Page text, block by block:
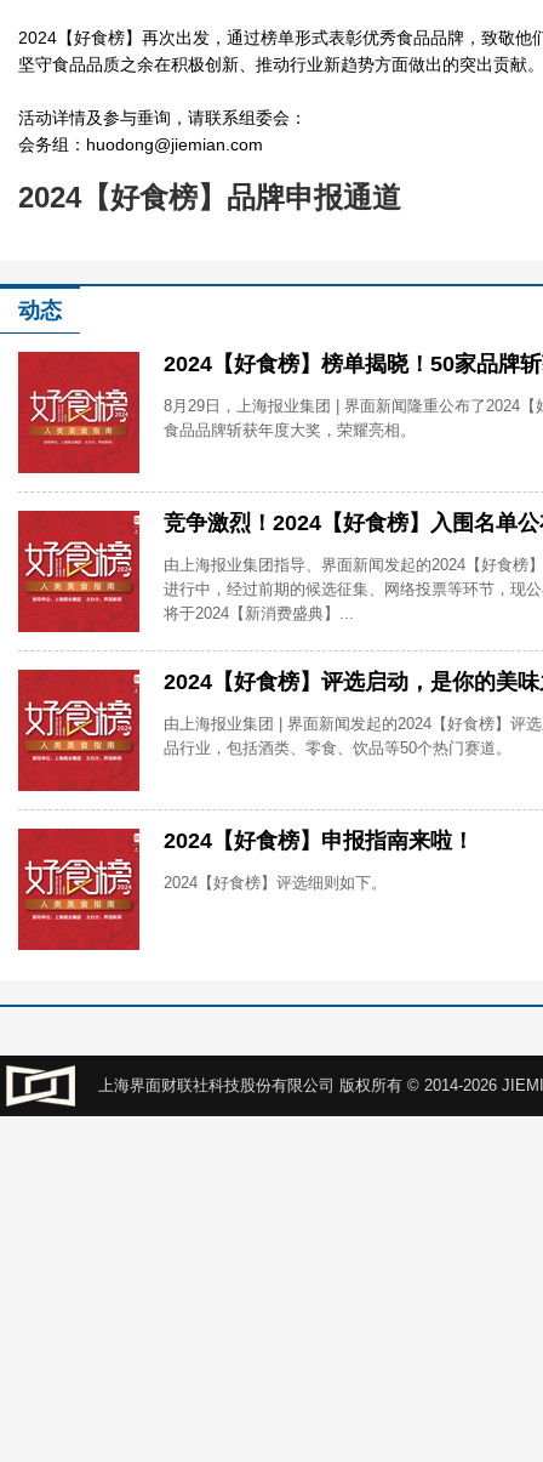
2024【好食榜】再次出发，通过榜单形式表彰优秀食品品牌，致敬他
坚守食品品质之余在积极创新、推动行业新趋势方面做出的突出贡献。
活动详情及参与垂询，请联系组委会：
会务组：huodong@jiemian.com
2024【好食榜】品牌申报通道
动态
2024【好食榜】榜单揭晓！50家品牌
8月29日，上海报业集团 | 界面新闻隆重公布了2024【
食品品牌斩获年度大奖，荣耀亮相。
竞争激烈！2024【好食榜】入围名单
由上海报业集团指导、界面新闻发起的2024【好食榜
进行中，经过前期的候选征集、网络投票等环节，现
将于2024【新消费盛典】...
2024【好食榜】评选启动，是你的美
由上海报业集团 | 界面新闻发起的2024【好食榜】评
品行业，包括酒类、零食、饮品等50个热门赛道。
2024【好食榜】申报指南来啦！
2024【好食榜】评选细则如下。
上海界面财联社科技股份有限公司 版权所有 © 2014-2026